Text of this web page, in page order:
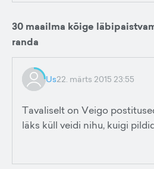
30 maailma kõige
randa
Us22. märts 2015 23:55
Tavaliselt on Veigo
läks küll veidi nihu, kuigi